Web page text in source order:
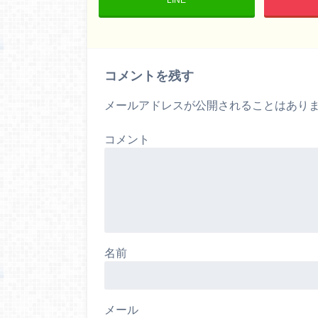
コメントを残す
メールアドレスが公開されることはあり
コメント
名前
メール